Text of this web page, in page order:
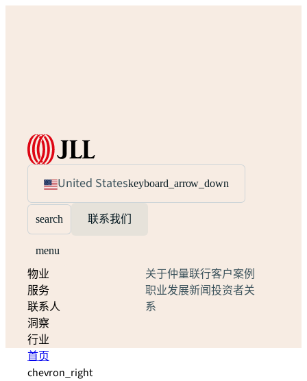
United Stateskeyboard_arrow_down
search 联系我们
menu
物业
服务
联系人
洞察
行业
关于仲量联行客户案例
职业发展新闻投资者关
系
首页
chevron_right